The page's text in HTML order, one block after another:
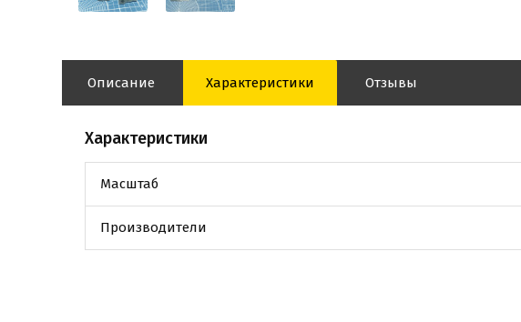
Описание Характеристики Отзывы
Характеристики
Масштаб
Производители